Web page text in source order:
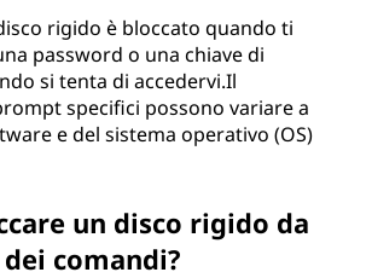
rigido è bloccato quando ti
password o una chiave di
si tenta di accedervi.Il
specifici possono variare a
e del sistema operativo (OS)
un disco rigido da
comandi?